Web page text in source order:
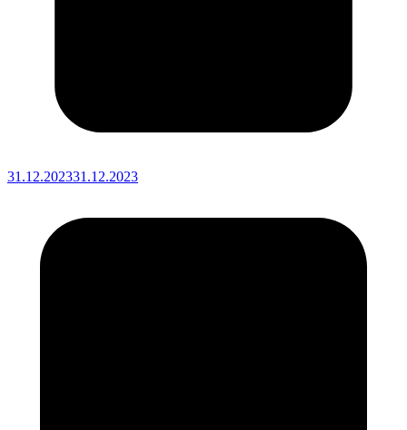
31.12.202331.12.2023